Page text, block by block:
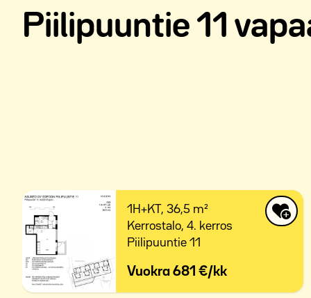
Piilipuuntie 11
1H+KT,36,5 m²
Kerrostalo,4. kerros
Piilipuuntie 11
Vuokra681 €/kk